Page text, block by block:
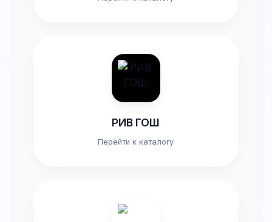
РИВ ГОШ
Перейти к каталогу